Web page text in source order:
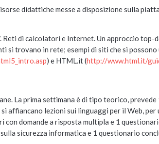
didattiche messe a disposizione sulla
Reti di calcolatori e Internet. Un approccio top-
si trovano in rete; esempi di siti che si
) e HTML.it (http://www.html.it/
La prima settimana è di tipo teorico,
affiancano lezioni sui linguaggi per il Web,
domande a risposta multipla e 1
sicurezza informatica e 1 questionario